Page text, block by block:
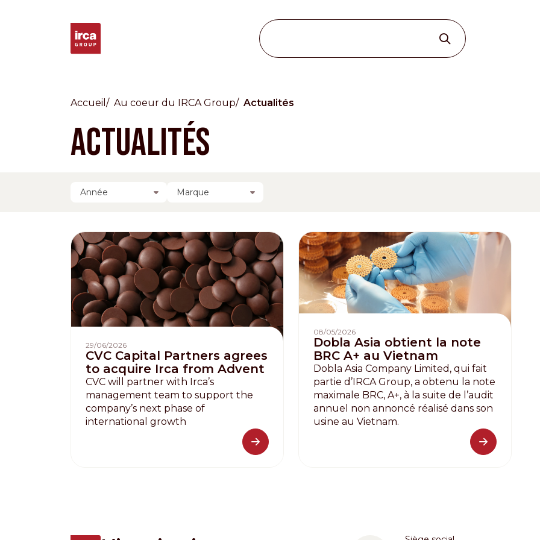
Countries
English
EnglishEspañolFrançaisPortuguês
Benelux
Nederlands
DACH region
Deutsch
UK
English
North America
English
Shop
Distributors and authorized clients
Web Order
ItalianEnglish
Accueil Au coeur du IRCA Group Actualités
Actualités
Année Marque
29/06/2026
CVC Capital Partners agrees
to acquire Irca from Advent
CVC will partner with Irca’s
management team to support the
company’s next phase of
international growth
08/05/2026
Dobla Asia obtient la note
BRC A+ au Vietnam
Dobla Asia Company Limited, qui fait
partie d’IRCA Group, a obtenu la note
maximale BRC, A+, à la suite de l’audit
annuel non annoncé réalisé dans son
usine au Vietnam.